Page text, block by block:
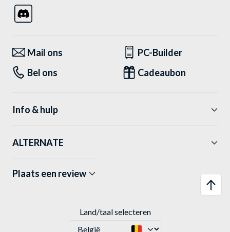
Mail ons
PC-Builder
Bel ons
Cadeaubon
Info & hulp
ALTERNATE
Plaats een review
Land/taal selecteren